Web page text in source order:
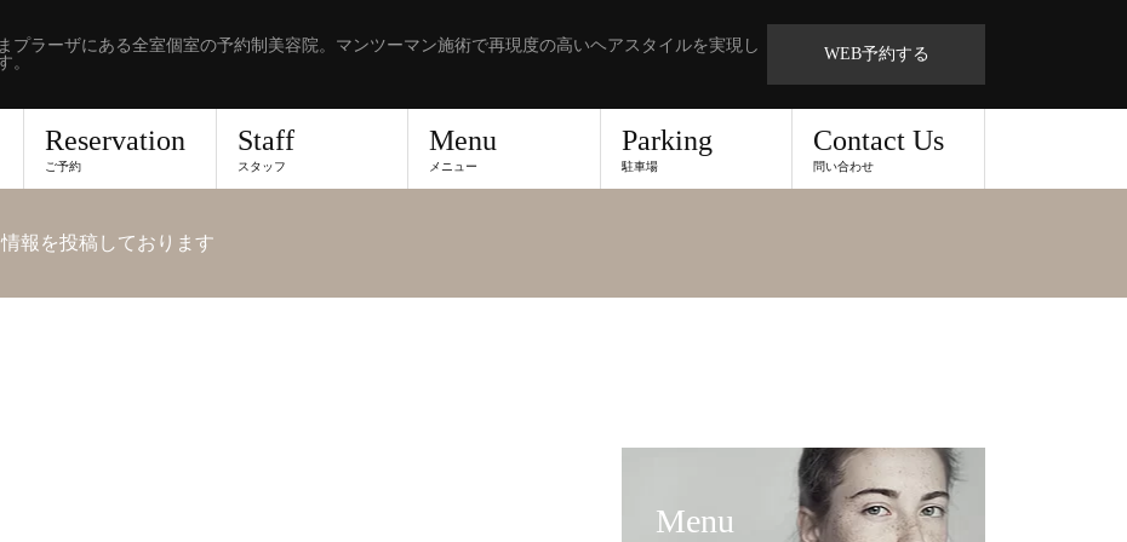
プラーザにある全室個室の予約制美容院。マンツーマン施術で再現度の高いヘアスタイルを実現し
。
WEB予約する
Reservation
ご予約
Staff
スタッフ
Menu
メニュー
Parking
駐車場
Contact Us
問い合わせ
報を投稿しております
Menu